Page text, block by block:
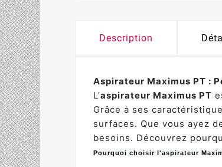
Description
Aspirateur Maximus PT :
L’aspirateur Maximus PT
Grâce à ses
surfaces. Que vous ayez
besoins. Découvrez
Pourquoi choisir l'aspirateur